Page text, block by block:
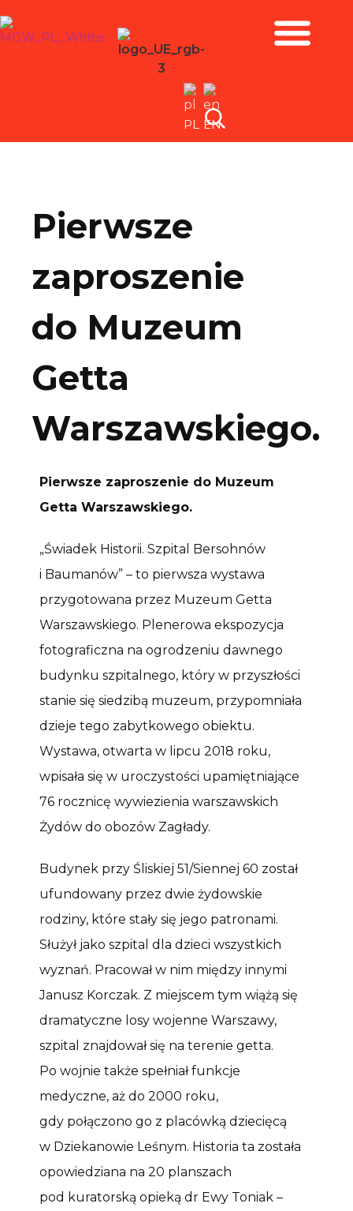
PL EN
Pierwsze
zaproszenie
do Muzeum
Getta
Warszawskiego.
Pierwsze zaproszenie do Muzeum
Getta Warszawskiego.
„Świadek Historii. Szpital Bersohnów
i Baumanów” – to pierwsza wystawa
przygotowana przez Muzeum Getta
Warszawskiego. Plenerowa ekspozycja
fotograficzna na ogrodzeniu dawnego
budynku szpitalnego, który w przyszłości
stanie się siedzibą muzeum, przypomniała
dzieje tego zabytkowego obiektu.
Wystawa, otwarta w lipcu 2018 roku,
wpisała się w uroczystości upamiętniające
76 rocznicę wywiezienia warszawskich
Żydów do obozów Zagłady.
Budynek przy Śliskiej 51/Siennej 60 został
ufundowany przez dwie żydowskie
rodziny, które stały się jego patronami.
Służył jako szpital dla dzieci wszystkich
wyznań. Pracował w nim między innymi
Janusz Korczak. Z miejscem tym wiążą się
dramatyczne losy wojenne Warszawy,
szpital znajdował się na terenie getta.
Po wojnie także spełniał funkcje
medyczne, aż do 2000 roku,
gdy połączono go z placówką dziecięcą
w Dziekanowie Leśnym. Historia ta została
opowiedziana na 20 planszach
pod kuratorską opieką dr Ewy Toniak –